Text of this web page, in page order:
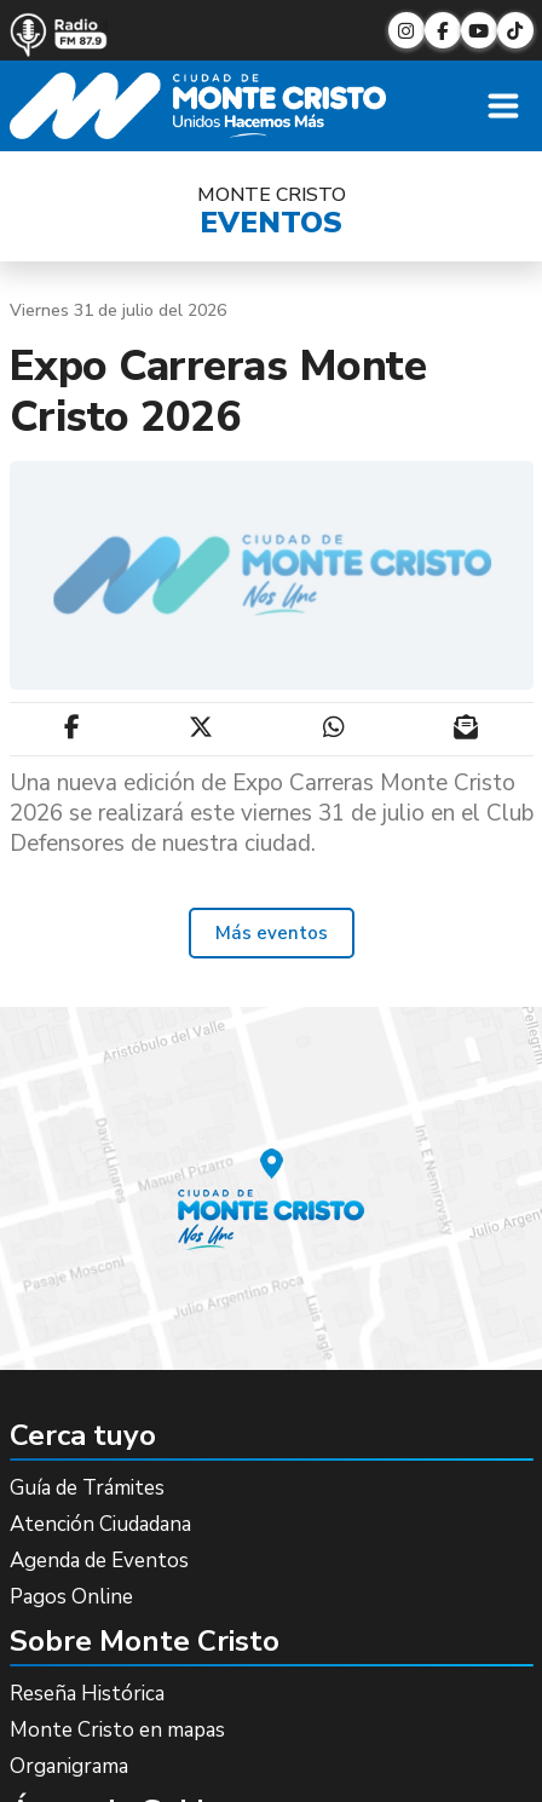
MONTE CRISTO
EVENTOS
Viernes 31 de julio del 2026
Expo Carreras Monte
Cristo 2026
Una nueva edición de Expo Carreras Monte Cristo
2026 se realizará este viernes 31 de julio en el Club
Defensores de nuestra ciudad.
Más eventos
Cerca tuyo
Guía de Trámites
Atención Ciudadana
Agenda de Eventos
Pagos Online
Sobre Monte Cristo
Reseña Histórica
Monte Cristo en mapas
Organigrama